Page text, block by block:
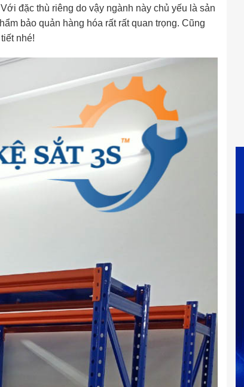
đặc thù riêng do vậy ngành này chủ yếu là sản
bảo quản hàng hóa rất rất quan trọng. Cũng
nhé!